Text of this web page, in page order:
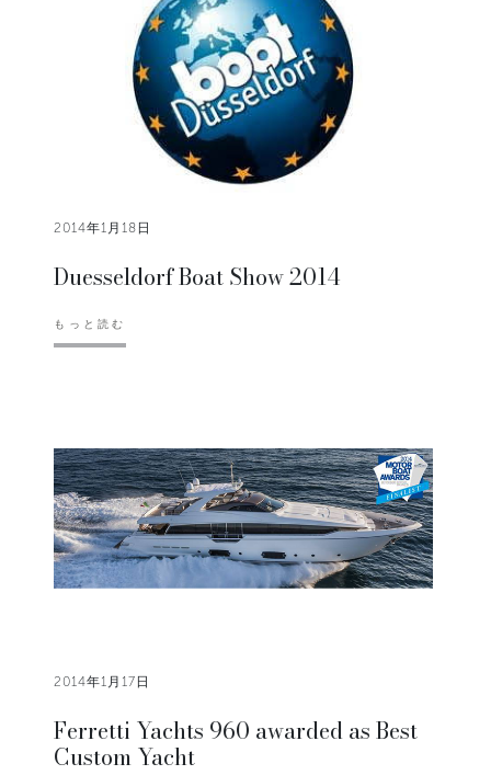
2014年1月18日
Duesseldorf Boat Show 2014
もっと読む
2014年1月17日
Ferretti Yachts 960 awarded as Best
Custom Yacht